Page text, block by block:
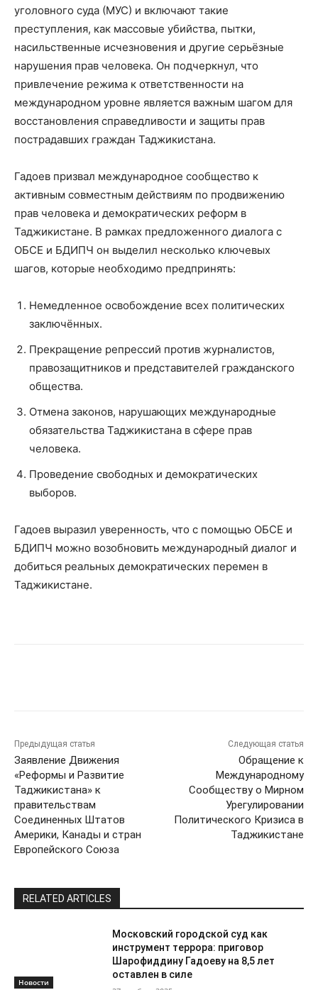
уголовного суда (МУС) и включают такие
преступления, как массовые убийства, пытки,
насильственные исчезновения и другие серьёзные
нарушения прав человека. Он подчеркнул, что
привлечение режима к ответственности на
международном уровне является важным шагом для
восстановления справедливости и защиты прав
пострадавших граждан Таджикистана.
Гадоев призвал международное сообщество к
активным совместным действиям по продвижению
прав человека и демократических реформ в
Таджикистане. В рамках предложенного диалога с
ОБСЕ и БДИПЧ он выделил несколько ключевых
шагов, которые необходимо предпринять:
Немедленное освобождение всех политических
заключённых.
Прекращение репрессий против журналистов,
правозащитников и представителей гражданского
общества.
Отмена законов, нарушающих международные
обязательства Таджикистана в сфере прав
человека.
Проведение свободных и демократических
выборов.
Гадоев выразил уверенность, что с помощью ОБСЕ и
БДИПЧ можно возобновить международный диалог и
добиться реальных демократических перемен в
Таджикистане.
Предыдущая статья
Заявление Движения
«Реформы и Развитие
Таджикистана» к
правительствам
Соединенных Штатов
Америки, Канады и стран
Европейского Союза
Следующая статья
Обращение к
Международному
Сообществу о Мирном
Урегулировании
Политического Кризиса в
Таджикистане
RELATED ARTICLES
Новости
Московский городской суд как
инструмент террора: приговор
Шарофиддину Гадоеву на 8,5 лет
оставлен в силе